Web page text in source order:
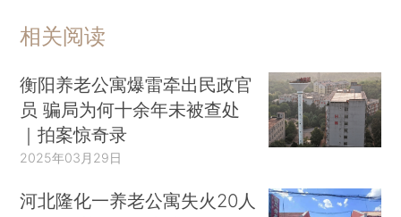
相关阅读
衡阳养老公寓爆雷牵出民政官
员 骗局为何十余年未被查处
｜拍案惊奇录
2025年03月29日
河北隆化一养老公寓失火20人